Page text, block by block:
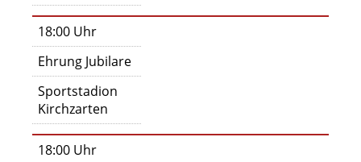
18:00 Uhr
Ehrung Jubilare
Sportstadion
Kirchzarten
18:00 Uhr